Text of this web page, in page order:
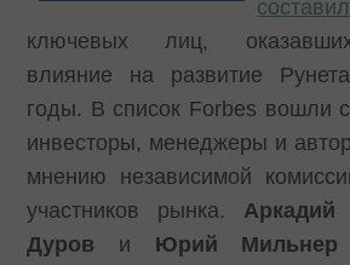
ключевых лиц,
влияние на развитие
годы. В список Forbes вошли
инвесторы, менеджеры и
мнению независимой
участников рынка.
Дуров и Юрий Мильнер